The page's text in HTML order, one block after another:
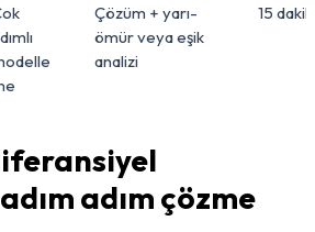
Çözüm + yarı-
ömür veya eşik
analizi
15
adım çözme